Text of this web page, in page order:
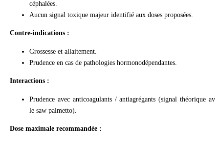
céphalées.
Aucun signal toxique majeur identifié aux doses proposées.
Contre-indications :
Grossesse et allaitement.
Prudence en cas de pathologies hormonodépendantes.
Interactions :
Prudence avec anticoagulants / antiagrégants (signal théorique
le saw palmetto).
Dose maximale recommandée :